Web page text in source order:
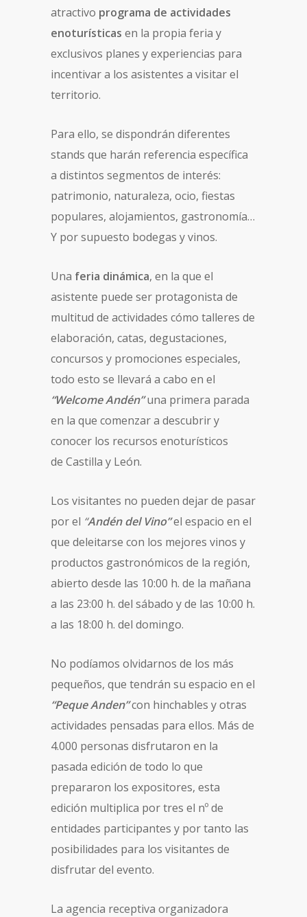
atractivo programa de actividades
enoturísticas en la propia feria y
exclusivos planes y experiencias para
incentivar a los asistentes a visitar el
territorio.
Para ello, se dispondrán diferentes
stands que harán referencia específica
a distintos segmentos de interés:
patrimonio, naturaleza, ocio, fiestas
populares, alojamientos, gastronomía…
Y por supuesto bodegas y vinos.
Una feria dinámica, en la que el
asistente puede ser protagonista de
multitud de actividades cómo talleres de
elaboración, catas, degustaciones,
concursos y promociones especiales,
todo esto se llevará a cabo en el
“Welcome Andén”una primera parada
en la que comenzar a descubrir y
conocer los recursos enoturísticos
de Castilla y León.
Los visitantes no pueden dejar de pasar
por el “Andén del Vino”el espacio en el
que deleitarse con los mejores vinos y
productos gastronómicos de la región,
abierto desde las 10:00 h. de la mañana
a las 23:00 h. del sábado y de las 10:00 h.
a las 18:00 h. del domingo.
No podíamos olvidarnos de los más
pequeños, que tendrán su espacio en el
“Peque Anden”con hinchables y otras
actividades pensadas para ellos. Más de
4.000 personas disfrutaron en la
pasada edición de todo lo que
prepararon los expositores, esta
edición multiplica por tres el nº de
entidades participantes y por tanto las
posibilidades para los visitantes de
disfrutar del evento.
La agencia receptiva organizadora